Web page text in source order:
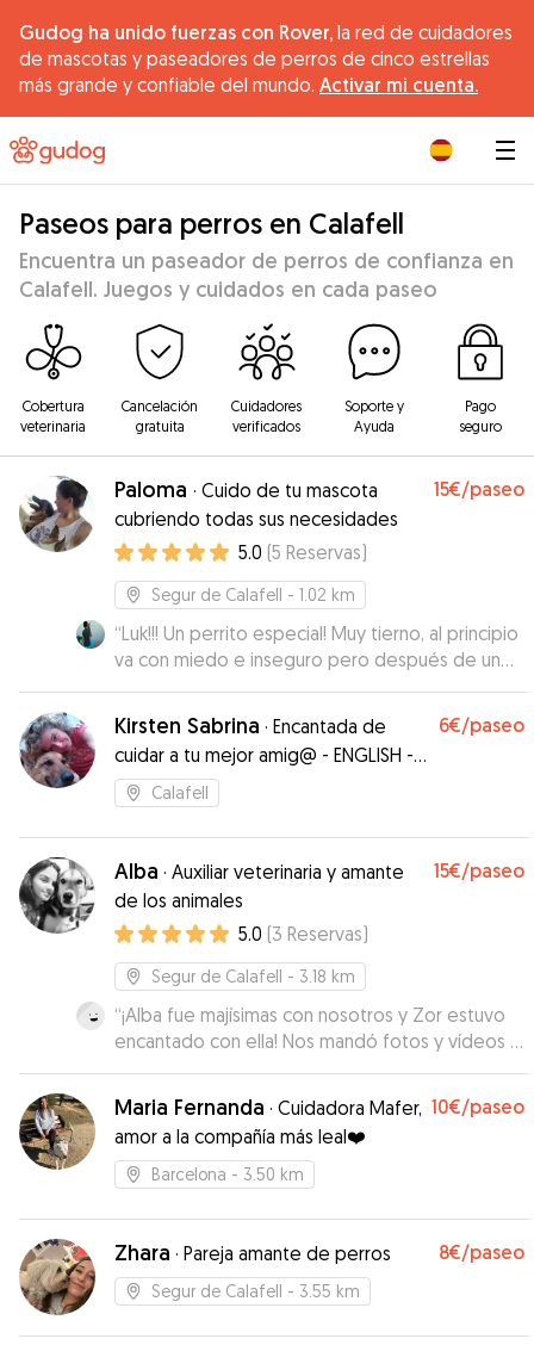
Gudog ha unido fuerzas con Rover, la red de cuidadores
de mascotas y paseadores de perros de cinco estrellas
más grande y confiable del mundo. Activar mi cuenta.
Paseos para perros en Calafell
Encuentra un paseador de perros de confianza en
Calafell. Juegos y cuidados en cada paseo
Cobertura
veterinaria
Cancelación
gratuita
Cuidadores
verificados
Soporte y
Ayuda
Pago
seguro
Paloma · Cuido de tu mascota
cubriendo todas sus necesidades
15€/paseo
5.0 (5 Reservas)
Segur de Calafell - 1.02 km
“Luk!!! Un perrito especial! Muy tierno, al principio
va con miedo e inseguro pero después de un
rato de mimos y atención estuvo genial
disfrutando del parque, de estar al solcito, de
descansar en el sofá… adore su compañía! Ojalá
nos volvamos a ver pequeñín!”
Kirsten Sabrina · Encantada de
cuidar a tu mejor amig@ - ENGLISH -
DEUTSCH
6€/paseo
Calafell
Alba · Auxiliar veterinaria y amante
de los animales
15€/paseo
5.0 (3 Reservas)
Segur de Calafell - 3.18 km
“¡Alba fue majísimas con nosotros y Zor estuvo
encantado con ella! Nos mandó fotos y vídeos y
se le veía a gusto, y Balto era justo lo que Zor
necesitaba: un perro tranquilo que le dejó su
espacio en todo momento. ¡Sin duda
repetiríamos!”
Maria Fernanda · Cuidadora Mafer,
amor a la compañía más leal❤️
10€/paseo
Barcelona - 3.50 km
Zhara · Pareja amante de perros 8€/paseo
Segur de Calafell - 3.55 km